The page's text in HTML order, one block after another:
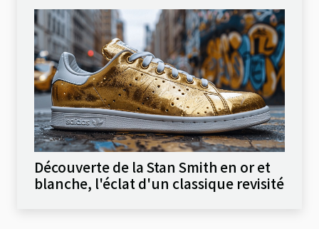
Découverte de la Stan Smith en or et
blanche, l'éclat d'un classique revisité